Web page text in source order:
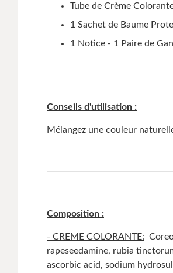
Tube de Crème
1 Sachet de Baume
1 Notice - 1 Paire de
Conseils d'utilisation :
Mélangez une couleur
Composition :
- CREME COLORANTE:
rapeseedamine, rubia
ascorbic acid, sodium